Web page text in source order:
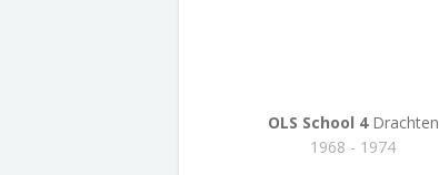
OLS School 4Drachten
1968 - 1974